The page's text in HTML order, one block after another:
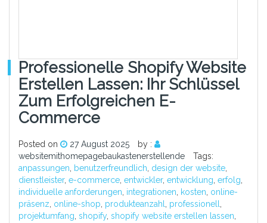
Professionelle Shopify Website
Erstellen Lassen: Ihr Schlüssel
Zum Erfolgreichen E-
Commerce
Posted on 27 August 2025
by :
websitemithomepagebaukastenerstellende
Tags:
anpassungen
benutzerfreundlich design der website
dienstleister, e-commerce entwickler, entwicklung erfolg
individuelle anforderungen integrationen kosten online-
präsenz online-shop produkteanzahl professionell
projektumfang shopify, shopify website erstellen lassen